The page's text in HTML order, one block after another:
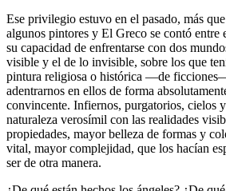
Ese privilegio estuvo en el pasado, más
algunos pintores y El Greco se contó entre
su capacidad de enfrentarse con dos
visible y el de lo invisible, sobre los que
pintura religiosa o histórica —de
adentrarnos en ellos de forma
convincente. Infiernos, purgatorios, cielos
naturaleza verosímil con las realidades
propiedades, mayor belleza de formas y
vital, mayor complejidad, que los hacían
ser de otra manera.